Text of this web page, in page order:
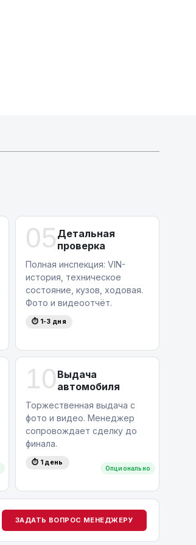
05 Детальная
проверка
Полная инспекция: VIN-
история, техническое
состояние, кузов, ходовая.
Фото и видеоотчёт.
⏱ 1-3 дня
10 Выдача
автомобиля
Опционально
Торжественная выдача с
фото и видео. Менеджер
сопровождает сделку до
финала.
⏱ 1 день
ЗАДАТЬ ВОПРОС МЕНЕДЖЕРУ